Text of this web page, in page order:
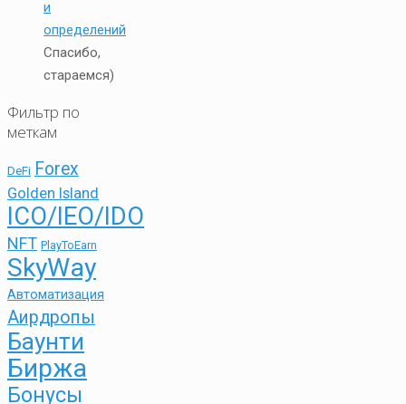
и
определений
Спасибо,
стараемся)
Фильтр по
меткам
DeFi Forex
Golden Island
ICO/IEO/IDO
NFT PlayToEarn
SkyWay
Автоматизация
Аирдропы
Баунти
Биржа
Бонусы